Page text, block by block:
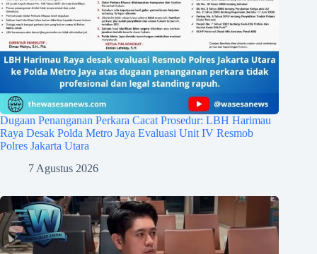
Dugaan Penanganan Perkara Cacat Prosedur: LBH Harimau
Raya Desak Polda Metro Jaya Evaluasi Unit IV Resmob
Polres Jakarta Utara
7 Agustus 2026